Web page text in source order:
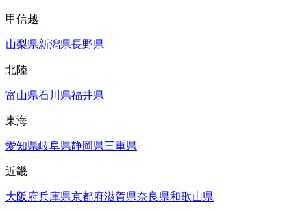
甲信越
山梨県新潟県長野県
北陸
富山県石川県福井県
東海
愛知県岐阜県静岡県三重県
近畿
大阪府兵庫県京都府滋賀県奈良県和歌山県